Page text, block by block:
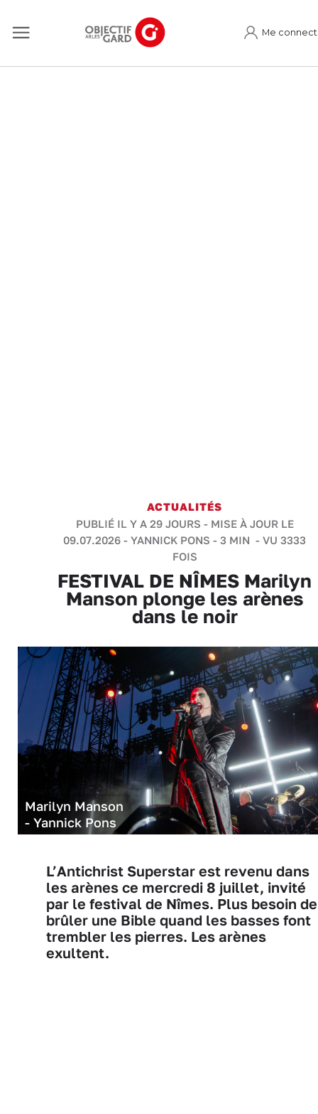
Me
ACTUALITÉS
PUBLIÉ IL Y A 29 JOURS - MISE À JOUR LE
09.07.2026 - YANNICK PONS - 3 MIN - VU 3333
FOIS
FESTIVAL DE NÎMES Marilyn
Manson plonge les arènes
dans le noir
Marilyn Manson
- Yannick Pons
L’Antichrist Superstar est revenu dans
les arènes ce mercredi 8 juillet, invité
par le festival de Nîmes. Plus besoin de
brûler une Bible quand les basses font
trembler les pierres. Les arènes
exultent.